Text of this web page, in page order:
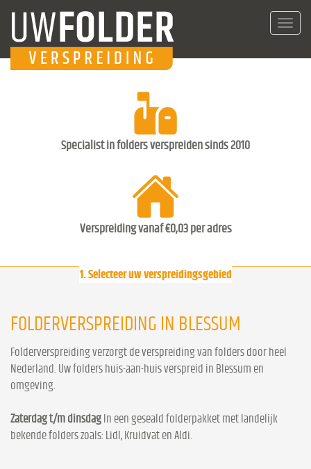
Specialist in folders verspreiden sinds 2010
Verspreiding vanaf €0,03 per adres
1. Selecteer uw verspreidingsgebied
FOLDERVERSPREIDING IN BLESSUM
Folderverspreiding verzorgt de verspreiding van folders door heel
Nederland. Uw folders huis-aan-huis verspreid in Blessum en
omgeving.
Zaterdag t/m dinsdag In een geseald folderpakket met landelijk
bekende folders zoals: Lidl, Kruidvat en Aldi.